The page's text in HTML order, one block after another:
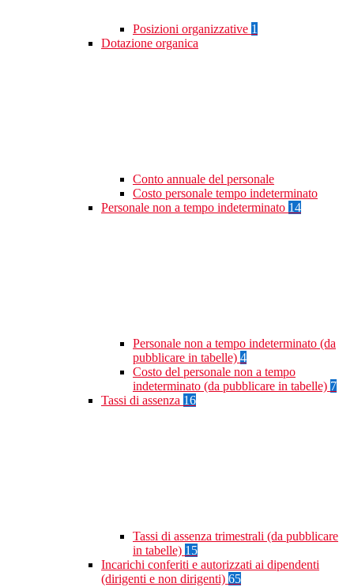
Posizioni organizzative 1
Dotazione organica
Conto annuale del personale
Costo personale tempo indeterminato
Personale non a tempo indeterminato 14
Personale non a tempo indeterminato (da
pubblicare in tabelle) 4
Costo del personale non a tempo
indeterminato (da pubblicare in tabelle) 7
Tassi di assenza 16
Tassi di assenza trimestrali (da pubblicare
in tabelle) 15
Incarichi conferiti e autorizzati ai dipendenti
(dirigenti e non dirigenti) 65